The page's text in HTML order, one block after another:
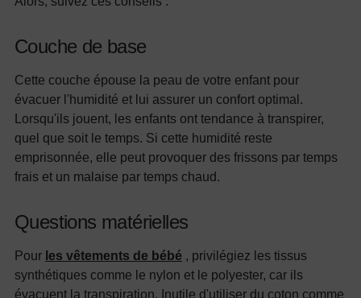
Couche de base
Cette couche épouse la peau de votre enfant pour
évacuer l'humidité et lui assurer un confort optimal.
Lorsqu'ils jouent, les enfants ont tendance à transpirer,
quel que soit le temps. Si cette humidité reste
emprisonnée, elle peut provoquer des frissons par temps
frais et un malaise par temps chaud.
Questions matérielles
Pour les vêtements de bébé , privilégiez les tissus
synthétiques comme le nylon et le polyester, car ils
évacuent la transpiration. Inutile d'utiliser du coton comme